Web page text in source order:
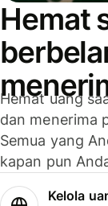
Hemat
Hemat uang
dan menerima
Semua yang
kapan pun
Kelola